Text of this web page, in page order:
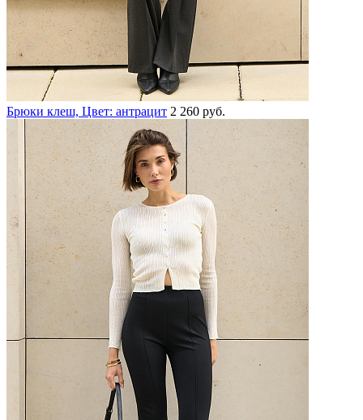
Брюки клеш, Цвет: антрацит 2 260 руб.